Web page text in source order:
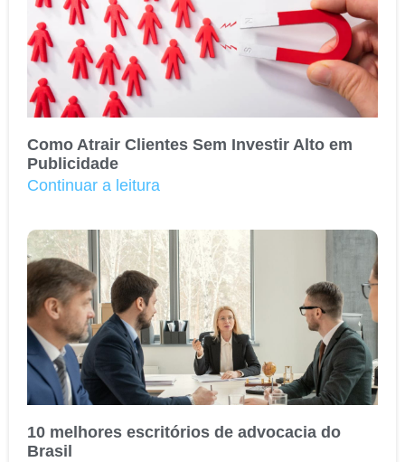
Como Atrair Clientes Sem Investir Alto em
Publicidade
Continuar a leitura
10 melhores escritórios de advocacia do
Brasil